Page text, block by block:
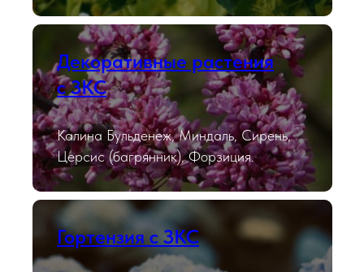
Декоративные растения
с ЗКС
Калина Бульденеж, Миндаль, Сирень,
Церсис (багрянник), Форзиция.
Гортензия с ЗКС